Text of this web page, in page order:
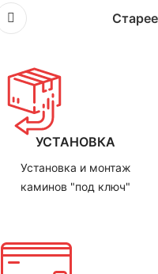
Старее
УСТАНОВКА
Установка и монтаж
каминов "под ключ"